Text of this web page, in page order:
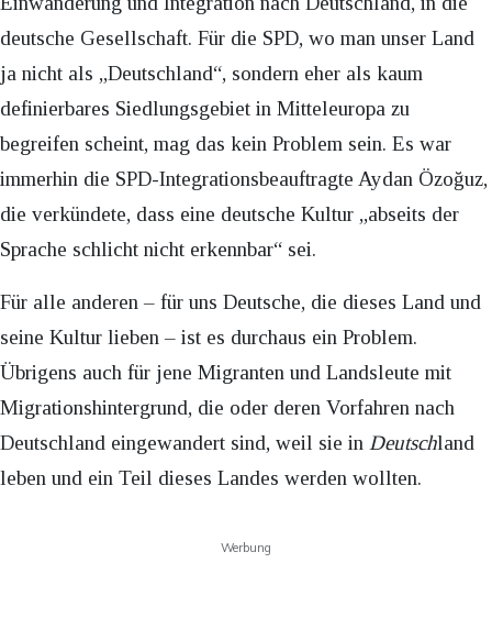
deutsche Gesellschaft. Für die SPD, wo man unser Land
ja nicht als „Deutschland“, sondern eher als kaum
definierbares Siedlungsgebiet in Mitteleuropa zu
begreifen scheint, mag das kein Problem sein. Es war
immerhin die SPD-Integrationsbeauftragte Aydan Özoğuz,
die verkündete, dass eine deutsche Kultur „abseits der
Sprache schlicht nicht erkennbar“ sei.
Für alle anderen – für uns Deutsche, die dieses Land und
seine Kultur lieben – ist es durchaus ein Problem.
Übrigens auch für jene Migranten und Landsleute mit
Migrationshintergrund, die oder deren Vorfahren nach
Deutschland eingewandert sind, weil sie in Deutschland
leben und ein Teil dieses Landes werden wollten.
Werbung